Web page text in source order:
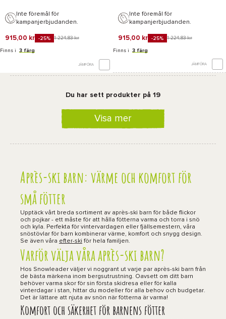
Inte föremål för
kampanjerbjudanden.
915,00 kr -25% 1 224,83 kr
Finns i 3 färg
JÄMFÖRA
Inte föremål för
kampanjerbjudanden.
915,00 kr -25% 1 224,83 kr
Finns i 3 färg
JÄMFÖRA
Du har sett produkter på 19
Visa mer
Après-ski barn: värme och komfort för
små fötter
Upptäck vårt breda sortiment av après-ski barn för både flickor
och pojkar - ett måste för att hålla fötterna varma och torra i snö
och kyla. Perfekta för vintervardagen eller fjällsemestern, våra
snöstövlar för barn kombinerar värme, komfort och snygg design.
Se även våra efter-ski för hela familjen.
Varför välja våra après-ski barn?
Hos Snowleader väljer vi noggrant ut varje par après-ski barn från
de bästa märkena inom bergsutrustning. Oavsett om ditt barn
behöver varma skor för sin första skidresa eller för kalla
vinterdagar i stan, hittar du modeller för alla behov och budgetar.
Det är lättare att njuta av snön när fötterna är varma!
Komfort och säkerhet för barnens fötter